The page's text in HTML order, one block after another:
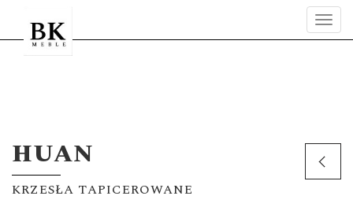
HUAN
KRZESŁA TAPICEROWANE